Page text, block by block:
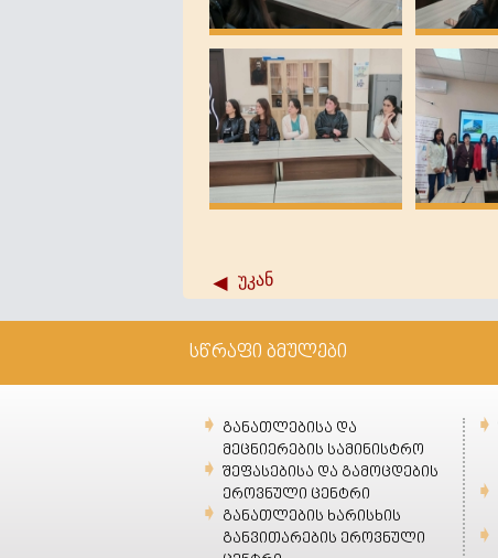
უკან
სწრაფი ბმულები
განათლებისა და
მეცნიერების სამინისტრო
შეფასებისა და გამოცდების
ეროვნული ცენტრი
განათლების ხარისხის
განვითარების ეროვნული